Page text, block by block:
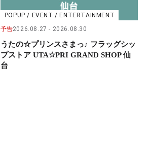
POPUP / EVENT / ENTERTAINMENT
予告2026.08.27 2026.08.30
うたの☆プリンスさまっ♪ フラッグシッ
プストア UTA☆PRI GRAND SHOP 仙
台